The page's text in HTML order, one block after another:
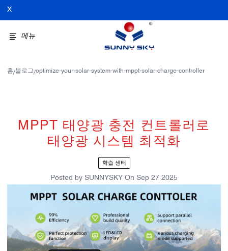
X
메뉴
홈/블로그/optimize-your-solar-system-with-mppt-solar-charge-controller
MPPT 태양광 충전 컨트롤러로
태양광 시스템 최적화
학습 센터
Posted by SUNNYSKY On Sep 27 2025